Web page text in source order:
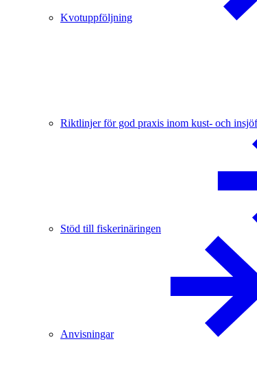
Kvotuppföljning
Riktlinjer för god praxis inom kust- och
Stöd till fiskerinäringen
Anvisningar